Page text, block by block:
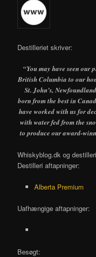
Destilleriet skriver:
“You may have seen our
British Columbia to our
St. John’s,
born from the best in
have worked with us for
with water fed from the
to produce our award-
Whiskyblog.dk og
Destilleri aftapninger:
Alberta Premium
Uafhængige aftapninger:
Besøgt: